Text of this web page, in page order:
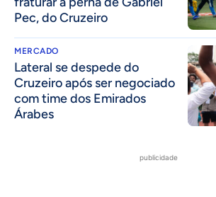
Pec, do Cruzeiro
MERCADO
Lateral se despede do
Cruzeiro após ser negociado
com time dos Emirados
Árabes
publicidade